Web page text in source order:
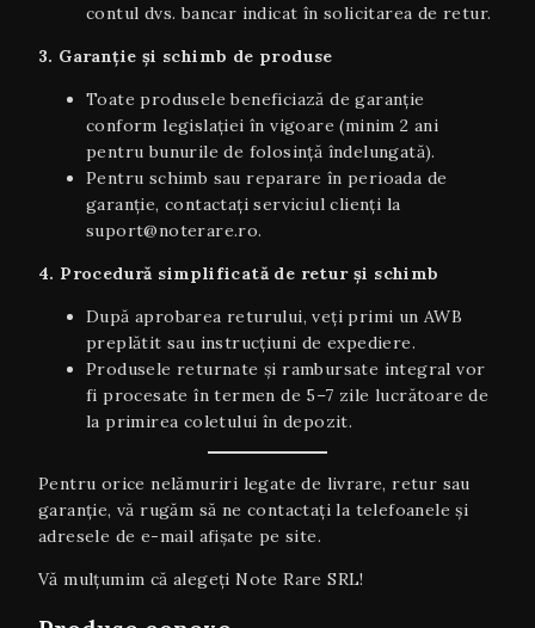
contul dvs. bancar indicat în solicitarea de retur.
3. Garanție și schimb de produse
Toate produsele beneficiază de garanție
conform legislației în vigoare (minim 2 ani
pentru bunurile de folosință îndelungată).
Pentru schimb sau reparare în perioada de
garanție, contactați serviciul clienți la
suport@noterare.ro.
4. Procedură simplificată de retur și schimb
După aprobarea returului, veți primi un AWB
preplătit sau instrucțiuni de expediere.
Produsele returnate și rambursate integral vor
fi procesate în termen de 5–7 zile lucrătoare de
la primirea coletului în depozit.
Pentru orice nelămuriri legate de livrare, retur sau
garanţie, vă rugăm să ne contactați la telefoanele și
adresele de e-mail afișate pe site.
Vă mulțumim că alegeți Note Rare SRL!